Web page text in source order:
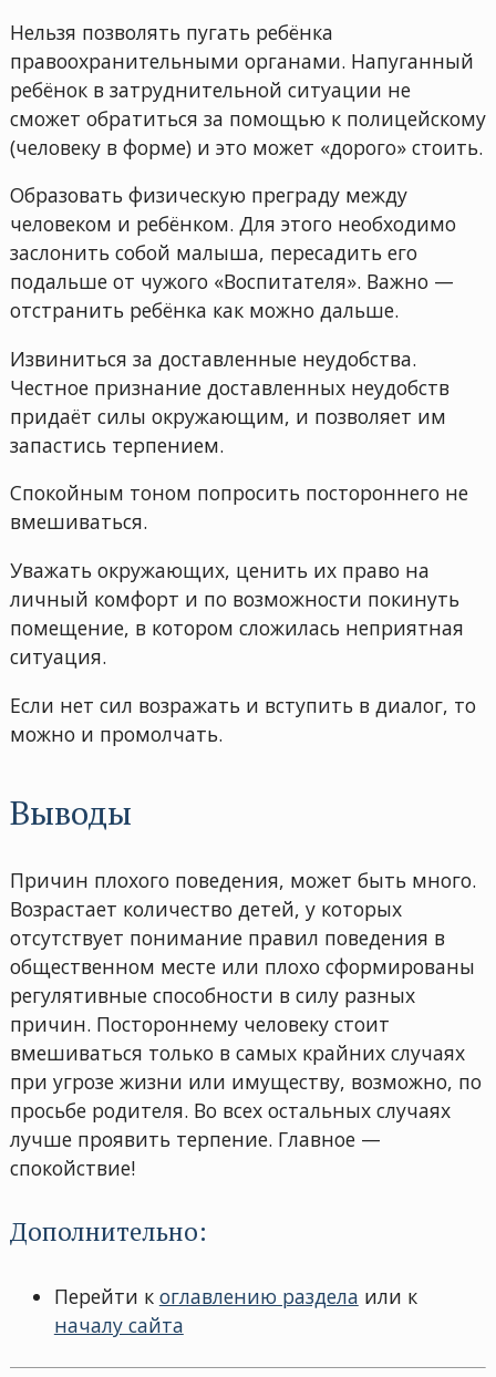
Нельзя позволять пугать ребёнка
правоохранительными органами. Напуганный
ребёнок в затруднительной ситуации не
сможет обратиться за помощью к полицейскому
(человеку в форме) и это может «дорого» стоить.
Образовать физическую преграду между
человеком и ребёнком. Для этого необходимо
заслонить собой малыша, пересадить его
подальше от чужого «Воспитателя». Важно —
отстранить ребёнка как можно дальше.
Извиниться за доставленные неудобства.
Честное признание доставленных неудобств
придаёт силы окружающим, и позволяет им
запастись терпением.
Спокойным тоном попросить постороннего не
вмешиваться.
Уважать окружающих, ценить их право на
личный комфорт и по возможности покинуть
помещение, в котором сложилась неприятная
ситуация.
Если нет сил возражать и вступить в диалог, то
можно и промолчать.
Выводы
Причин плохого поведения, может быть много.
Возрастает количество детей, у которых
отсутствует понимание правил поведения в
общественном месте или плохо сформированы
регулятивные способности в силу разных
причин. Постороннему человеку стоит
вмешиваться только в самых крайних случаях
при угрозе жизни или имуществу, возможно, по
просьбе родителя. Во всех остальных случаях
лучше проявить терпение. Главное —
спокойствие!
Дополнительно:
Перейти к оглавлению раздела или к
началу сайта